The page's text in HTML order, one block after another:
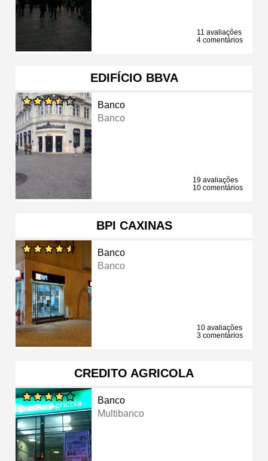
11 avaliações
4 comentários
EDIFÍCIO BBVA
Banco
Banco
19 avaliações
10 comentários
BPI CAXINAS
Banco
Banco
10 avaliações
3 comentários
CREDITO AGRICOLA
Banco
Multibanco